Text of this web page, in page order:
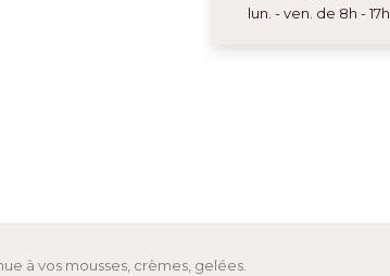
lun. - ven. de 8h - 17h
à vos mousses, crèmes, gelées.